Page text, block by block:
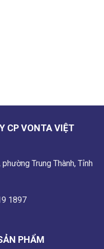
CP VONTA VIỆT
Trung Thành, Tỉnh
1897
PHẨM